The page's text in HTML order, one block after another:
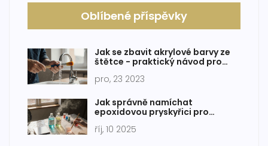
Oblíbené příspěvky
Jak se zbavit akrylové barvy ze
štětce - praktický návod pro
pro, 23 2023
Jak správně namíchat
epoxidovou pryskyřici pro
říj, 10 2025